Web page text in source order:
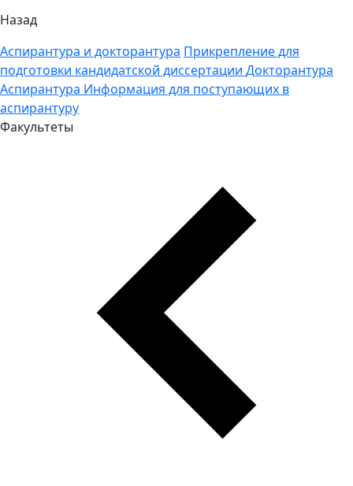
Назад
Аспирантура и докторантура Прикрепление для
подготовки кандидатской диссертации Докторантура
Аспирантура Информация для поступающих в
аспирантуру
Факультеты